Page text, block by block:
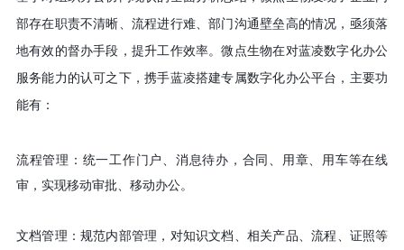
部存在职责不清晰
流程进行难 、部门沟通壁垒高的情况 ， 亟须落
地有效的督办手段 ， 提升工作效率。微点生物在对蓝凌数字化办公
服务能力的认可之下，携手蓝凌搭建专属数字化办公平台 ， 主要功
能有：
流程管理 ： 统一工作门户 消息待办 ， 合同 用章
用车等在线
审， 实现移动审批、 移动办公。
文档管理 ：规范内部管理 ， 对知识文档 相关产品 、流程
证照等